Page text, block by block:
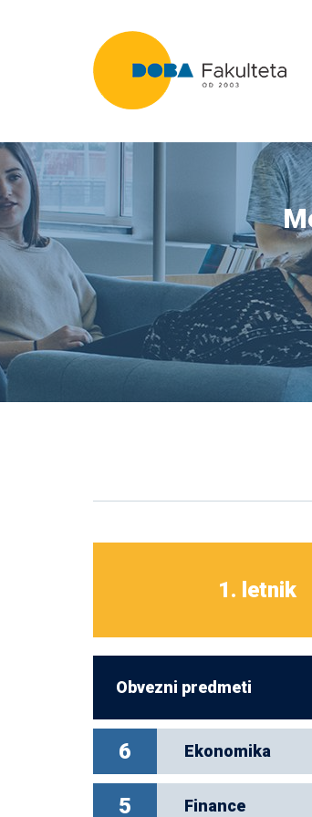
1. letnik
Obvezni predmeti
6 Ekonomika
5 Finance